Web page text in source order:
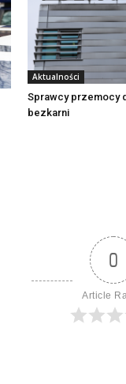
Aktualności
Sprawcy przemocy
bezkarni
0
Article